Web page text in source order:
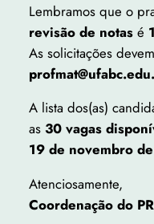
Lembramos que o
revisão de notasé
As solicitações
A lista dos(as)
as 30 vagas
19 de novembro
Atenciosamente,
Coordenação do